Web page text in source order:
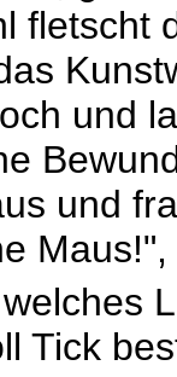
fletscht
und
und
Tick